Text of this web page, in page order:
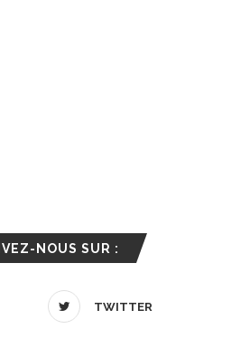
NOUS SUR :
TWITTER